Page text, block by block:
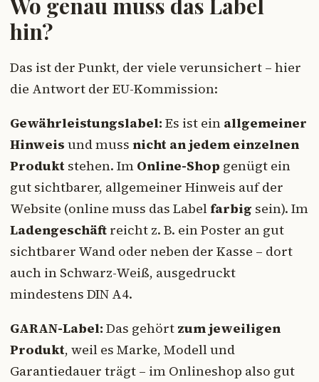
hin?
Das ist der Punkt, der viele verunsichert – hier
die Antwort der EU-Kommission:
Gewährleistungslabel: Es ist ein allgemeiner
Hinweis und muss nicht an jedem einzelnen
Produkt stehen. Im Online-Shop genügt ein
gut sichtbarer, allgemeiner Hinweis auf der
Website (online muss das Labelfarbig sein). Im
Ladengeschäft reicht z. B. ein Poster an gut
sichtbarer Wand oder neben der Kasse – dort
auch in Schwarz-Weiß, ausgedruckt
mindestens DIN A4.
GARAN-Label: Das gehört zum jeweiligen
Produkt, weil es Marke, Modell und
Garantiedauer trägt – im Onlineshop also gut